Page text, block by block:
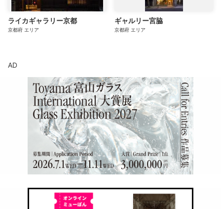
ライカギャラリー京都
京都府 エリア
ギャルリー宮脇
京都府 エリア
AD